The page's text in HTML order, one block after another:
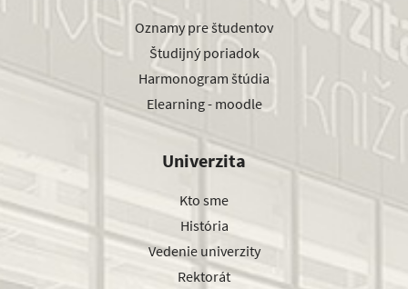
Oznamy pre študentov
Študijný poriadok
Harmonogram štúdia
Elearning - moodle
Univerzita
Kto sme
História
Vedenie univerzity
Rektorát